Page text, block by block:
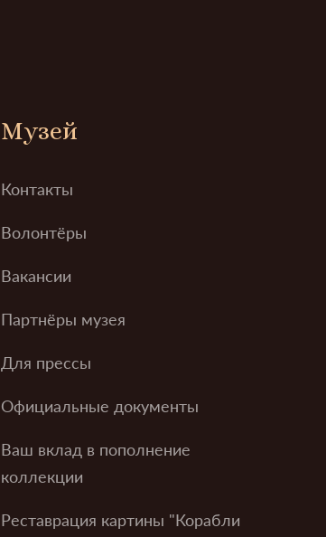
Музей
Контакты
Волонтёры
Вакансии
Партнёры музея
Для прессы
Официальные документы
Ваш вклад в пополнение
коллекции
Реставрация картины "Корабли